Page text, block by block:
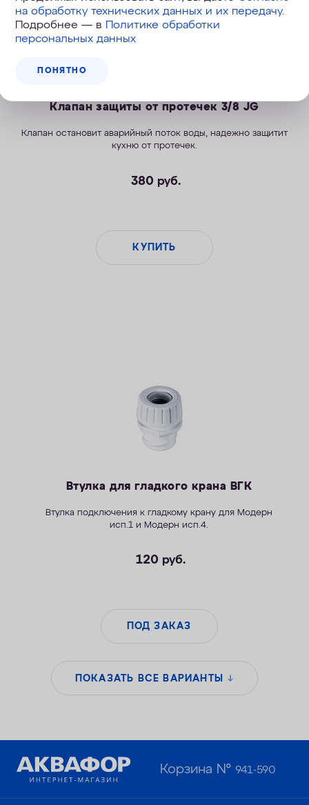
Клапан защиты от протечек 3/8 JG
Клапан остановит аварийный поток воды, надежно защитит
кухню от протечек.
380 руб.
КУПИТЬ
Втулка для гладкого крана ВГК
Втулка подключения к гладкому крану для Модерн
исп.1 и Модерн исп.4.
120 руб.
ПОД ЗАКАЗ
ПОКАЗАТЬ ВСЕ ВАРИАНТЫ
на обработку технических данных и их передачу.
Подробнее — в
Политике обработки
персональных данных
ПОНЯТНО
Корзина №941-590